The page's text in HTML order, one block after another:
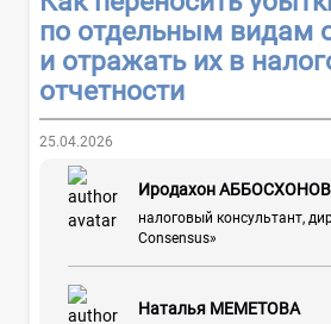
по отдельным видам
и отражать их в
отчетности
25.04.2026
Иродахон
налоговый консультант,
Consensus»
Наталья МЕМЕТОВА